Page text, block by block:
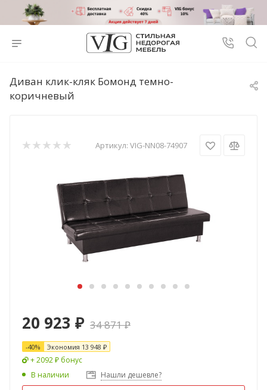
Диван клик-кляк Бомонд темно-
коричневый
Артикул: VIG-NN08-74907
20 923 ₽ 34 871₽
-40% Экономия 13 948 ₽
+ 2092 ₽ бонус
В наличии
Нашли дешевле?